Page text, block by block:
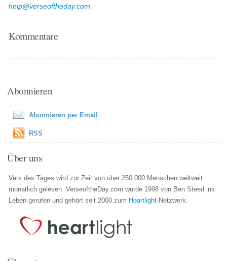
help@verseoftheday.com
Kommentare
Abonnieren
Abonnieren per Email
RSS
Über uns
Vers des Tages wird zur Zeit von über 250.000 Menschen weltweit
monatlich gelesen. VerseoftheDay.com wurde 1998 von Ben Steed ins
Leben gerufen und gehört seit 2000 zum Heartlight-Netzwerk.